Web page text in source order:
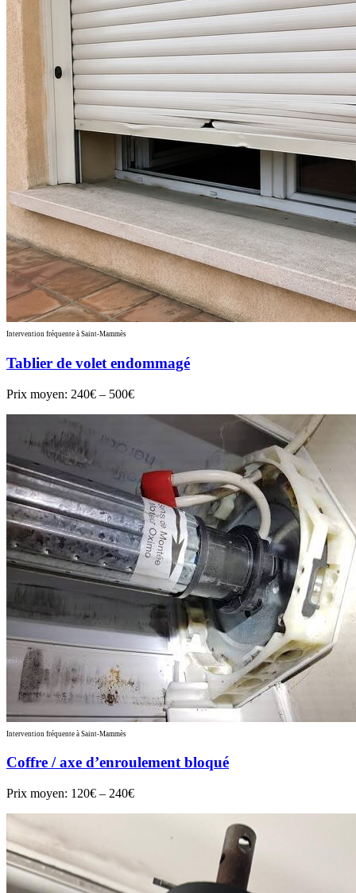
Intervention fréquente à Saint-Mammès
Tablier de volet endommagé
Prix moyen: 240€ – 500€
Intervention fréquente à Saint-Mammès
Coffre / axe d’enroulement bloqué
Prix moyen: 120€ – 240€